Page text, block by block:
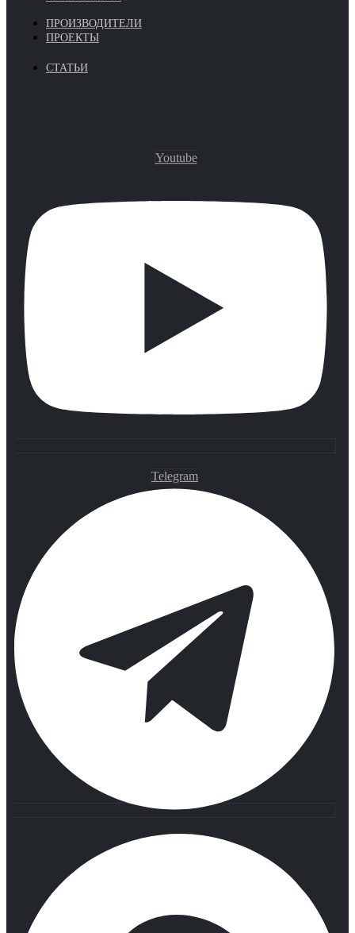
ПРОИЗВОДИТЕЛИ
ПРОЕКТЫ
СТАТЬИ
Youtube
Telegram